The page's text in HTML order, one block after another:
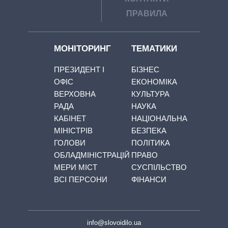
ПРАВИЛА
МОНІТОРИНГ
ПРЕЗИДЕНТ І
ОФІС
ВЕРХОВНА
РАДА
КАБІНЕТ
МІНІСТРІВ
ГОЛОВИ
ОБЛАДМІНІСТРАЦІЙ
МЕРИ МІСТ
ВСІ ПЕРСОНИ
ТЕМАТИКИ
БІЗНЕС
ЕКОНОМІКА
КУЛЬТУРА
НАУКА
НАЦІОНАЛЬНА
БЕЗПЕКА
ПОЛІТИКА
ПРАВО
СУСПІЛЬСТВО
ФІНАНСИ
info@slovoidilo.ua